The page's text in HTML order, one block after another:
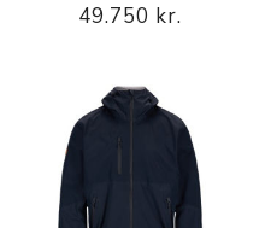
49.750 kr.